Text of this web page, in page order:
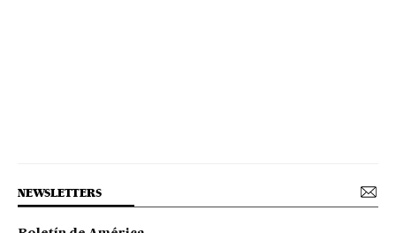
NEWSLETTERS